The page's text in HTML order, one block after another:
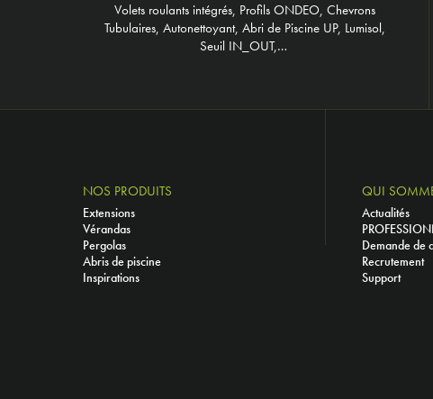
Volets roulants intégrés, Profils ONDEO, Chevrons
Tubulaires, Autonettoyant, Abri de Piscine UP, Lumisol,
Seuil IN_OUT,…
NOS PRODUITS
Extensions
Vérandas
Pergolas
Abris de piscine
Inspirations
QUI
Actualités
Demande de
Recrutement
Support